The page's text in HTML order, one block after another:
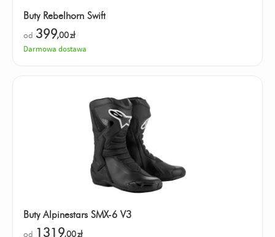
Buty Rebelhorn Swift
od 399,00zł
Darmowa dostawa
Buty Alpinestars SMX-6 V3
od 1319,00zł